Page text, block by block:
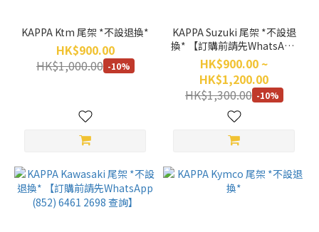
KAPPA Ktm 尾架 *不設退換*
HK$900.00
HK$1,000.00 -10%
KAPPA Suzuki 尾架 *不設退
換* 【訂購前請先WhatsApp
(852) 6461 2698 查詢】
HK$900.00 ~
HK$1,200.00
HK$1,300.00 -10%